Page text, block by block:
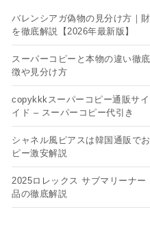
バレンシアガ偽物の見分け方｜
を徹底解説【2026年最新版】
スーパーコピーと本物の違い徹
徴や見分け方
copykkkスーパーコピー通販サ
イド – スーパーコピー代引き
シャネル風ピアスは韓国通販で
ピー​激安解説
2025ロレックス サブマリーナ
品の徹底解説